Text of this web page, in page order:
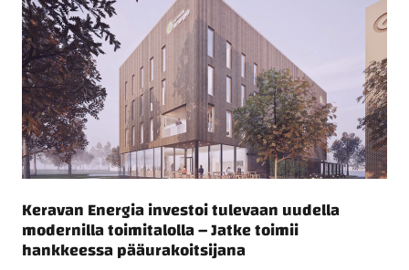
Keravan Energia investoi tulevaan uudella
modernilla toimitalolla – Jatke toimii
hankkeessa pääurakoitsijana